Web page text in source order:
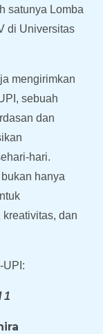
satunya Lomba
di Universitas
mengirimkan
sebuah
dan
hari.
hanya
dan
UPI:
1